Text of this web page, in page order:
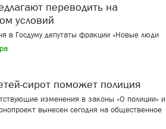
условий
в Госдуму депутаты фракции «Новые люди
сирот поможет полиция
изменения в законы «О полиции» и
вынесен сегодня на общественное